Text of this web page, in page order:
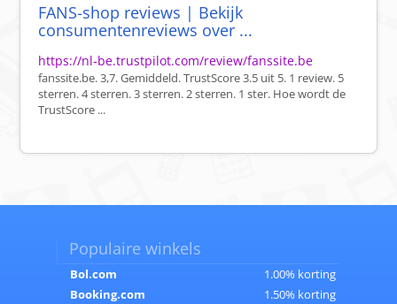
FANS-shop reviews | Bekijk
consumentenreviews over ...
https://nl-be.trustpilot.com/review/fanssite.be
fanssite.be. 3,7. Gemiddeld. TrustScore 3.5 uit 5. 1 review. 5
sterren. 4 sterren. 3 sterren. 2 sterren. 1 ster. Hoe wordt de
TrustScore ...
Populaire winkels
Bol.com
1.00% korting
Booking.com
1.50% korting